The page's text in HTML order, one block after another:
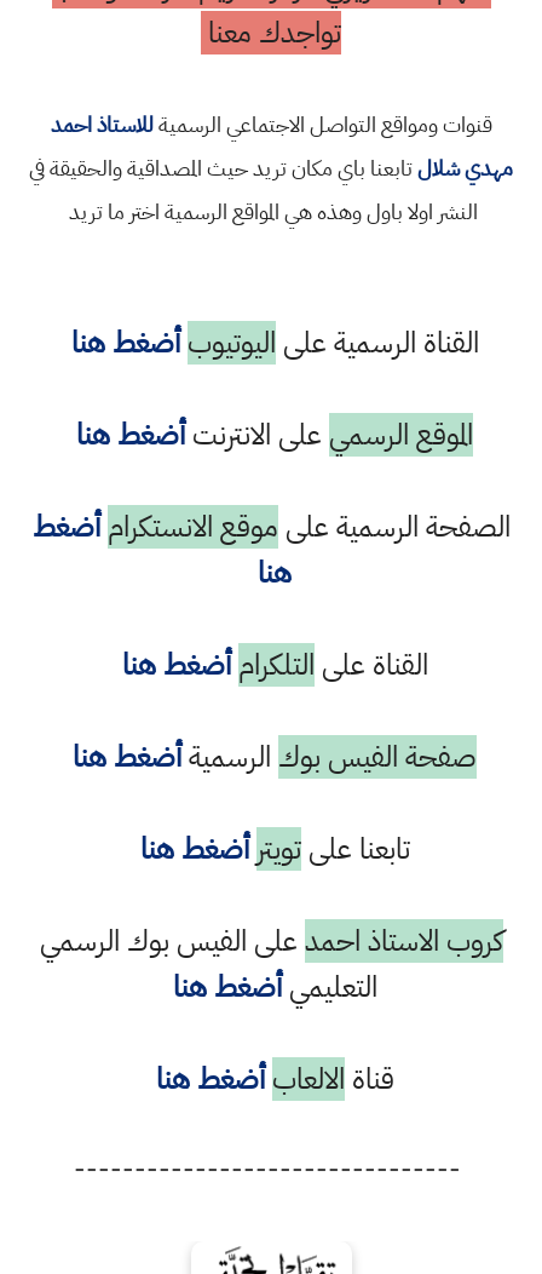
تواجدك معنا
قنوات ومواقع التواصل الاجتماعي الرسميةللاستاذ احمد
مهدي شلالتابعنا باي مكان تريد حيث المصداقية والحقيقة في
النشر اولا باول وهذه هي المواقع الرسمية اختر ما تريد
القناة الرسمية على اليوتيوب أضغط هنا
الموقع الرسمي على الانترنتأضغط هنا
الصفحة الرسمية على موقع الانستكرام أضغط
هنا
القناة على التلكرام أضغط هنا
صفحة الفيس بوك الرسميةأضغط هنا
تابعنا علىتويتر أضغط هنا
كروب الاستاذ احمدعلى الفيس بوك الرسمي
التعليميأضغط هنا
قناة الالعاب أضغط هنا
--------------------------------